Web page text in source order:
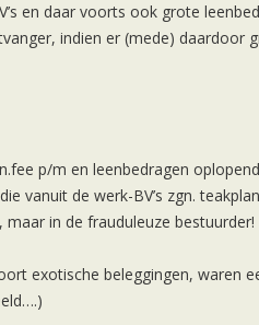
en daar voorts ook grote
indien er (mede) daardoor
p/m en leenbedragen
vanuit de werk-BV’s zgn.
in de frauduleuze bestuurder!
exotische beleggingen, waren